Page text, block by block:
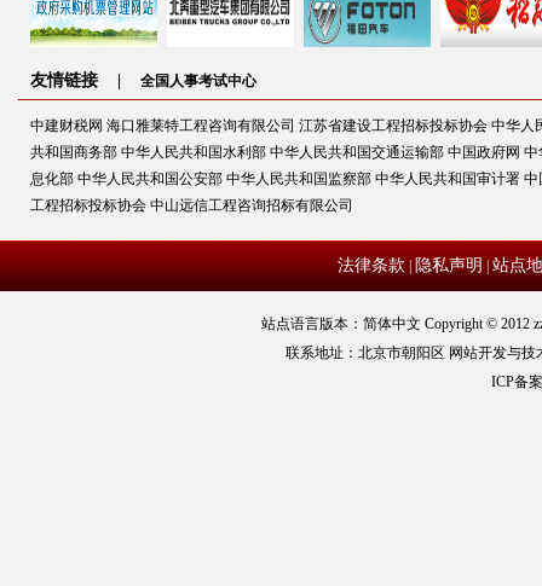
友情链接 | 全国人事考试中心
中建财税网 海口雅莱特工程咨询有限公司 江苏省建设工程招标投标协会 中华人
共和国商务部 中华人民共和国水利部 中华人民共和国交通运输部 中国政府网 中
息化部 中华人民共和国公安部 中华人民共和国监察部 中华人民共和国审计署 中
工程招标投标协会 中山远信工程咨询招标有限公司
法律条款 隐私声明 站点
站点语言版本：简体中文 Copyright © 2012
联系地址：北京市朝阳区 网站开发与技
ICP备